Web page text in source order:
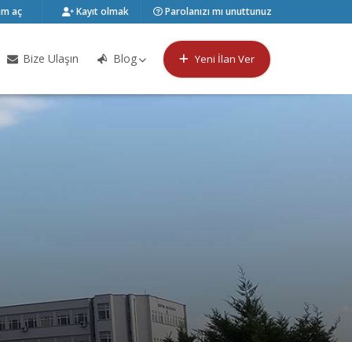
aç Kayıt olmak Parolanızı mı unuttunuz
Bize Ulaşın Blog Yeni İlan Ver